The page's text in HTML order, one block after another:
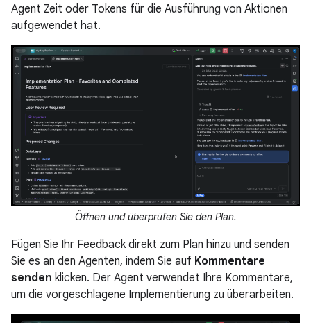
Agent Zeit oder Tokens für die Ausführung von Aktionen
aufgewendet hat.
Öffnen und überprüfen Sie den Plan.
Fügen Sie Ihr Feedback direkt zum Plan hinzu und senden
Sie es an den Agenten, indem Sie auf Kommentare
senden klicken. Der Agent verwendet Ihre Kommentare,
um die vorgeschlagene Implementierung zu überarbeiten.